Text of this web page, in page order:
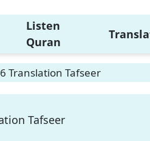
Listen
Quran
Translation Tafseer
Tafseer